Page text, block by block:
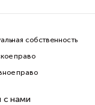
собственность
право
право
с нами